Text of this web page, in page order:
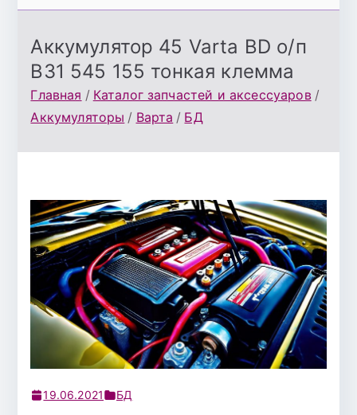
Аккумулятор 45 Varta BD о/п
B31 545 155 тонкая клемма
Главная
Каталог запчастей и аксессуаров
Аккумуляторы
Варта БД
19.06.2021 БД